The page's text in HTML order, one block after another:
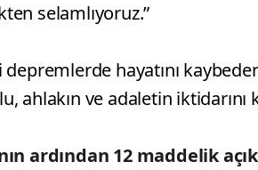
selamlıyoruz.”
hayatını
ahlakın ve adaletin iktidarını
ardından 12 maddelik